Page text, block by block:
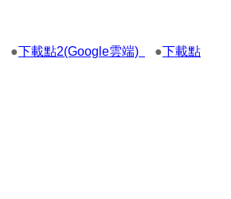
●下載點2(Google雲端) ●下載點